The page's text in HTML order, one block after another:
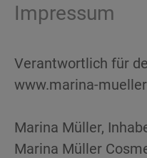
Impressum
Verantwortlich für
www.marina-
Marina Müller,
Marina Müller